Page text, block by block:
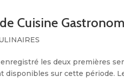
Cuisine
les deux premières
sur cette période.